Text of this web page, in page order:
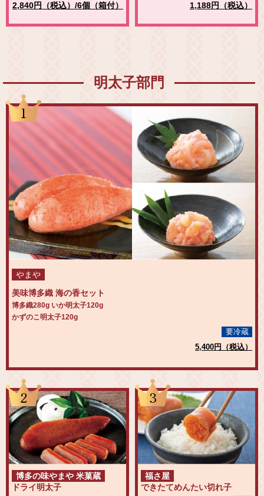
2,840円（税込）/6個（箱付） 1,188円（税込）
明太子部門
1
やまや
美味博多織 海の香セット
博多織280g いか明太子120g
かずのこ明太子120g
要冷蔵
5,400円（税込）
2
博多の味やまや 米菓蔵
ドライ明太子
3
福さ屋
できたてめんたい切れ子